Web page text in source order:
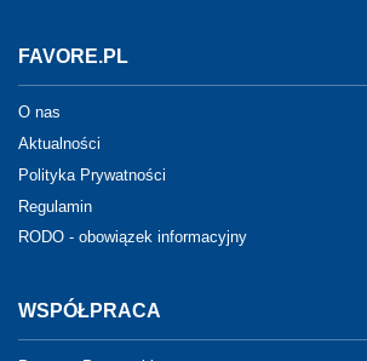
FAVORE.PL
O nas
Aktualności
Polityka Prywatności
Regulamin
RODO - obowiązek informacyjny
WSPÓŁPRACA